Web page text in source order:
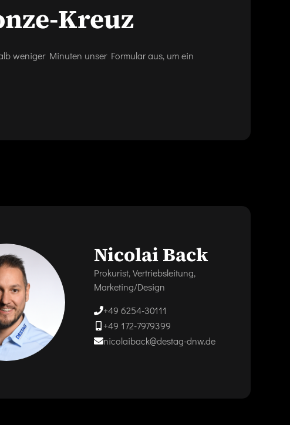
Kreuz
weniger Minuten unser Formular aus, um ein
Nicolai Back
Prokurist, Vertriebsleitung,
Marketing/Design
+49 6254-30111
+49 172-7979399
nicolaiback@destag-dnw.de